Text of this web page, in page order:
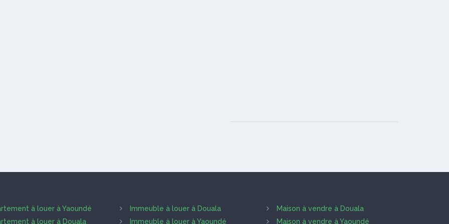
à louer à Yaoundé
à louer à Douala
Immeuble à louer à Douala
Immeuble à louer à Yaoundé
Maison à vendre à Douala
Maison à vendre à Yaoundé